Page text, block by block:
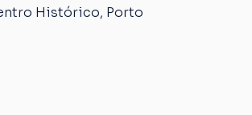
Histórico, Porto